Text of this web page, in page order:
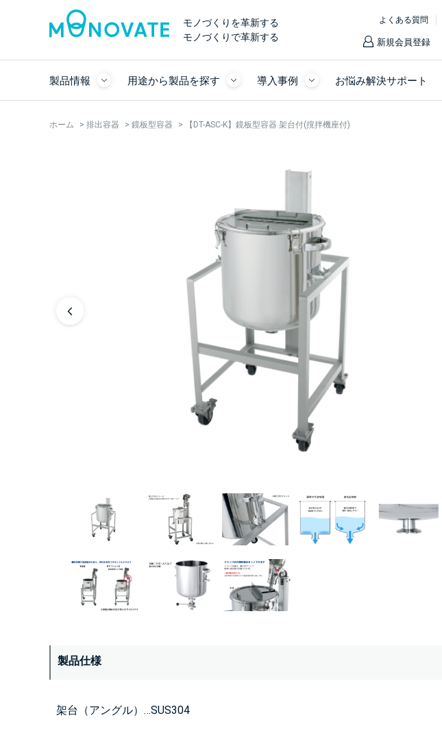
モノづくりを革新する
モノづくりで革新する
よくある質問
新規会員登録
製品情報 用途から製品を探す 導入事例 お悩み解決サポート
ホーム > 排出容器 > 鏡板型容器 > 【DT-ASC-K】鏡板型容器 架台付(撹拌機座付)
製品仕様
架台（アングル）…SUS304